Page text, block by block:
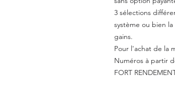
3 sélections
système ou bien
gains.
Pour l'achat de la
Numéros à partir
FORT